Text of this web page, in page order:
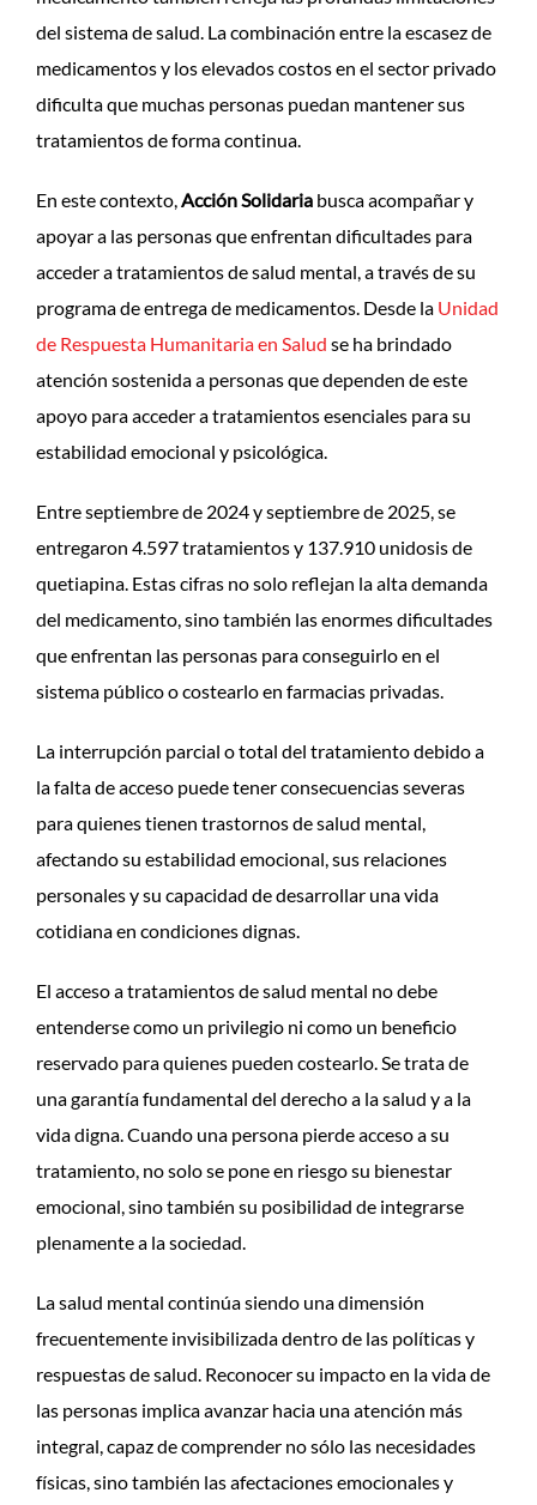
del sistema de salud. La combinación entre la escasez de
medicamentos y los elevados costos en el sector privado
dificulta que muchas personas puedan mantener sus
tratamientos de forma continua.
En este contexto,Acción Solidaria busca acompañar y
apoyar a las personas que enfrentan dificultades para
acceder a tratamientos de salud mental, a través de su
programa de entrega de medicamentos. Desde la Unidad
de Respuesta Humanitaria en Salud se ha brindado
atención sostenida a personas que dependen de este
apoyo para acceder a tratamientos esenciales para su
estabilidad emocional y psicológica.
Entre septiembre de 2024 y septiembre de 2025, se
entregaron 4.597 tratamientos y 137.910 unidosis de
quetiapina. Estas cifras no solo reflejan la alta demanda
del medicamento, sino también las enormes dificultades
que enfrentan las personas para conseguirlo en el
sistema público o costearlo en farmacias privadas.
La interrupción parcial o total del tratamiento debido a
la falta de acceso puede tener consecuencias severas
para quienes tienen trastornos de salud mental,
afectando su estabilidad emocional, sus relaciones
personales y su capacidad de desarrollar una vida
cotidiana en condiciones dignas.
El acceso a tratamientos de salud mental no debe
entenderse como un privilegio ni como un beneficio
reservado para quienes pueden costearlo. Se trata de
una garantía fundamental del derecho a la salud y a la
vida digna. Cuando una persona pierde acceso a su
tratamiento, no solo se pone en riesgo su bienestar
emocional, sino también su posibilidad de integrarse
plenamente a la sociedad.
La salud mental continúa siendo una dimensión
frecuentemente invisibilizada dentro de las políticas y
respuestas de salud. Reconocer su impacto en la vida de
las personas implica avanzar hacia una atención más
integral, capaz de comprender no sólo las necesidades
físicas, sino también las afectaciones emocionales y